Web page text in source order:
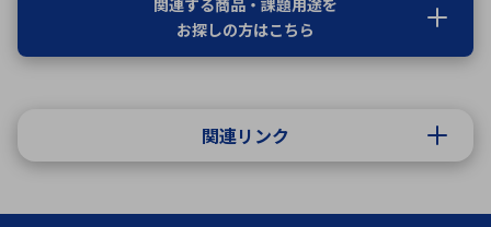
関連する商品・課題用途を
お探しの方はこちら
関連リンク